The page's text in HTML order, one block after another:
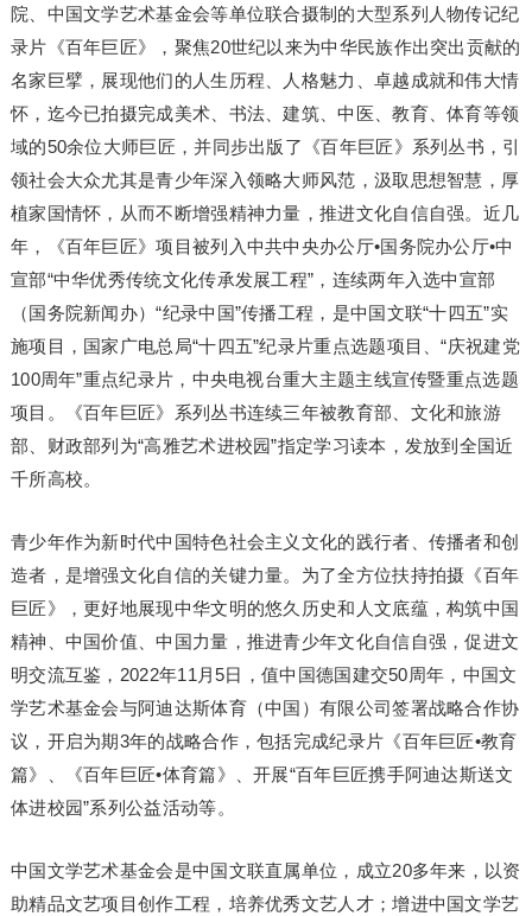
院、中国文学艺术基金会等单位联合摄制的大型系列人物传记纪
录片《百年巨匠》，聚焦20世纪以来为中华民族作出突出贡献的
名家巨擘，展现他们的人生历程、人格魅力、卓越成就和伟大情
怀，迄今已拍摄完成美术、书法、建筑、中医、教育、体育等领
域的50余位大师巨匠，并同步出版了《百年巨匠》系列丛书，引
领社会大众尤其是青少年深入领略大师风范，汲取思想智慧，厚
植家国情怀，从而不断增强精神力量，推进文化自信自强。近几
年，《百年巨匠》项目被列入中共中央办公厅•国务院办公厅•中
宣部“中华优秀传统文化传承发展工程”，连续两年入选中宣部
（国务院新闻办）“纪录中国”传播工程，是中国文联“十四五”实
施项目，国家广电总局“十四五”纪录片重点选题项目、“庆祝建党
100周年”重点纪录片，中央电视台重大主题主线宣传暨重点选题
项目。《百年巨匠》系列丛书连续三年被教育部、文化和旅游
部、财政部列为“高雅艺术进校园”指定学习读本，发放到全国近
千所高校。
青少年作为新时代中国特色社会主义文化的践行者、传播者和创
造者，是增强文化自信的关键力量。为了全方位扶持拍摄《百年
巨匠》，更好地展现中华文明的悠久历史和人文底蕴，构筑中国
精神、中国价值、中国力量，推进青少年文化自信自强，促进文
明交流互鉴，2022年11月5日，值中国德国建交50周年，中国文
学艺术基金会与阿迪达斯体育（中国）有限公司签署战略合作协
议，开启为期3年的战略合作，包括完成纪录片《百年巨匠•教育
篇》、《百年巨匠•体育篇》、开展“百年巨匠携手阿迪达斯送文
体进校园”系列公益活动等。
中国文学艺术基金会是中国文联直属单位，成立20多年来，以资
助精品文艺项目创作工程，培养优秀文艺人才；增进中国文学艺